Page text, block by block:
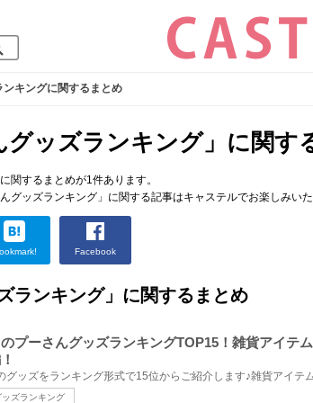
ンキングに関するまとめ
グッズランキング」に関す
関するまとめが1件あります。
グッズランキング」に関する記事はキャステルでお楽しみいた
Facebook
ランキング」に関するまとめ
のプーさんグッズランキングTOP15！雑貨アイテ
ッズランキング